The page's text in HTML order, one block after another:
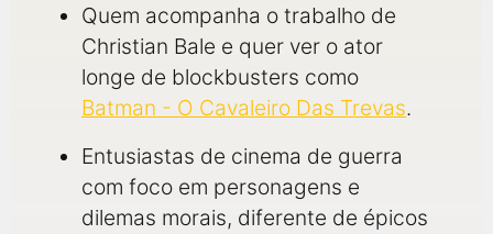
Quem acompanha o trabalho de
Christian Bale e quer ver o ator
longe de blockbusters como
Batman - O Cavaleiro Das Trevas.
Entusiastas de cinema de guerra
com foco em personagens e
dilemas morais, diferente de épicos